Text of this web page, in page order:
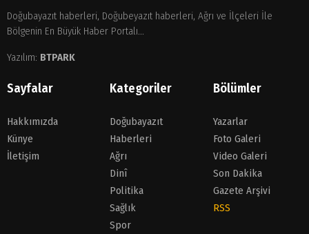
Doğubayazıt haberleri, Doğubeyazıt haberleri, Ağrı ve İlçeleri İle
Bölgenin En Büyük Haber Portalı...
Yazılım: BTPARK
Sayfalar
Hakkımızda
Künye
İletişim
Kategoriler
Doğubayazıt
Haberleri
Ağrı
Dinî
Politika
Sağlık
Spor
Bölümler
Yazarlar
Foto Galeri
Video Galeri
Son Dakika
Gazete Arşivi
RSS